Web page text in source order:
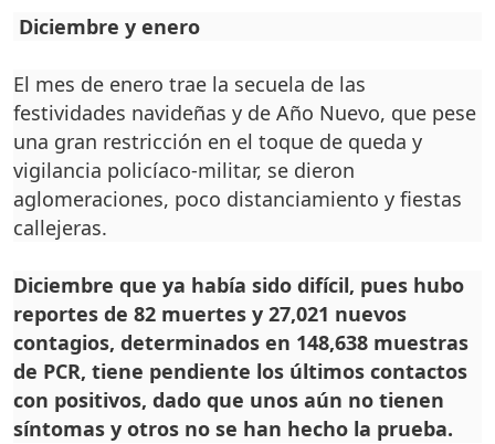
Diciembre y enero
El mes de enero trae la secuela de las
festividades navideñas y de Año Nuevo, que pese
una gran restricción en el toque de queda y
vigilancia policíaco-militar, se dieron
aglomeraciones, poco distanciamiento y fiestas
callejeras.
Diciembre que ya había sido difícil, pues hubo
reportes de 82 muertes y 27,021 nuevos
contagios, determinados en 148,638 muestras
de PCR, tiene pendiente los últimos contactos
con positivos, dado que unos aún no tienen
síntomas y otros no se han hecho la prueba.